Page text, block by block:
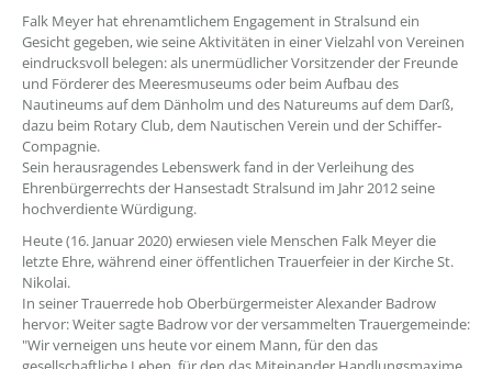
Falk Meyer hat ehrenamtlichem Engagement in Stralsund ein
Gesicht gegeben, wie seine Aktivitäten in einer Vielzahl von Vereinen
eindrucksvoll belegen: als unermüdlicher Vorsitzender der Freunde
und Förderer des Meeresmuseums oder beim Aufbau des
Nautineums auf dem Dänholm und des Natureums auf dem Darß,
dazu beim Rotary Club, dem Nautischen Verein und der Schiffer-
Compagnie.
Sein herausragendes Lebenswerk fand in der Verleihung des
Ehrenbürgerrechts der Hansestadt Stralsund im Jahr 2012 seine
hochverdiente Würdigung.
Heute (16. Januar 2020) erwiesen viele Menschen Falk Meyer die
letzte Ehre, während einer öffentlichen Trauerfeier in der Kirche St.
Nikolai.
In seiner Trauerrede hob Oberbürgermeister Alexander Badrow
hervor: Weiter sagte Badrow vor der versammelten Trauergemeinde:
"Wir verneigen uns heute vor einem Mann, für den das